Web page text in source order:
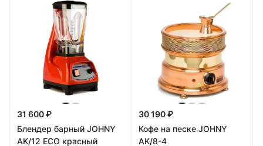
31 600 ₽
Блендер барный JOHNY
AK/12 ECO красный
30 190 ₽
Кофе на песке JOHNY
AK/8-4